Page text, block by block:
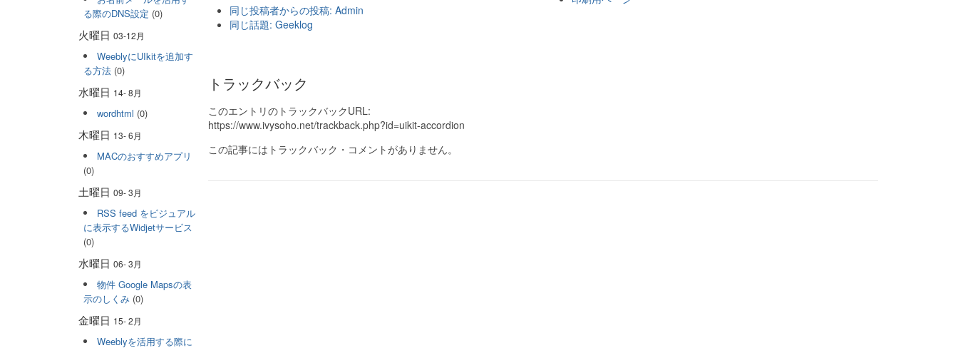
同じ投稿者からの投稿: Admin
同じ話題: Geeklog
トラックバック
このエントリのトラックバックURL:
https://www.ivysoho.net/trackback.php?id=uikit-accordion
この記事にはトラックバック・コメントがありません。
る際のDNS設定 (0)
火曜日 03-12月
WeeblyにUIkitを追加す
る方法(0)
水曜日 14- 8月
wordhtml (0)
木曜日 13- 6月
MACのおすすめアプリ
(0)
土曜日 09- 3月
RSS feed をビジュアル
に表示するWidjetサービス
(0)
水曜日 06- 3月
物件 Google Mapsの表
示のしくみ(0)
金曜日 15- 2月
Weeblyを活用する際に